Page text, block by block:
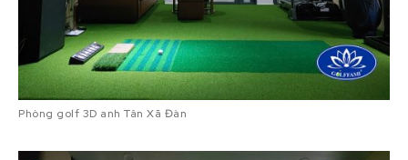
Phòng golf 3D anh Tân Xã Đàn